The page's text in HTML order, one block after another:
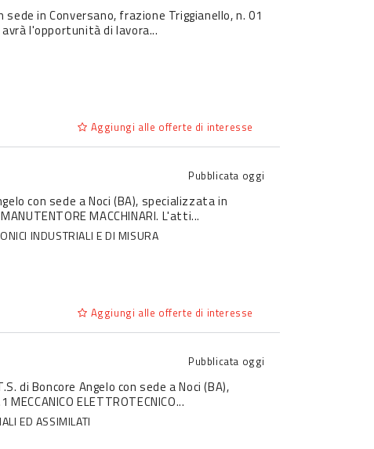
sede in Conversano, frazione Triggianello, n. 01
avrà l'opportunità di lavora...
Aggiungi alle offerte di interesse
Pubblicata oggi
con sede a Noci (BA), specializzata in
MACCHINARI. L'atti...
INDUSTRIALI E DI MISURA
Aggiungi alle offerte di interesse
Pubblicata oggi
di Boncore Angelo con sede a Noci (BA),
ELETTROTECNICO...
ED ASSIMILATI